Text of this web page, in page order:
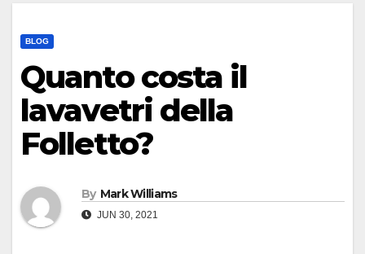
BLOG
Quanto costa il
lavavetri della
Folletto?
By Mark Williams
JUN 30, 2021